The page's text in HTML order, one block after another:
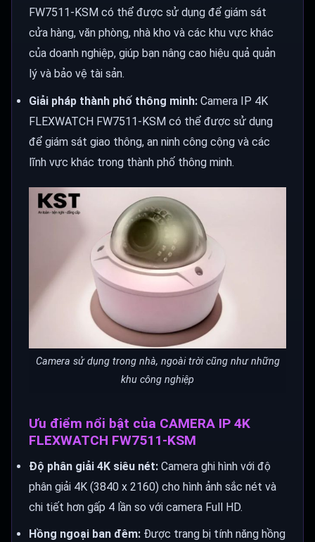
FW7511-KSM có thể được sử dụng để giám sát
cửa hàng, văn phòng, nhà kho và các khu vực khác
của doanh nghiệp, giúp bạn nâng cao hiệu quả quản
lý và bảo vệ tài sản.
Giải pháp thành phố thông minh: Camera IP 4K
FLEXWATCH FW7511-KSM có thể được sử dụng
để giám sát giao thông, an ninh công cộng và các
lĩnh vực khác trong thành phố thông minh.
Camera sử dụng trong nhà, ngoài trời cũng như những
khu công nghiệp
Ưu điểm nổi bật của CAMERA IP 4K
FLEXWATCH FW7511-KSM
Độ phân giải 4K siêu nét: Camera ghi hình với độ
phân giải 4K (3840 x 2160) cho hình ảnh sắc nét và
chi tiết hơn gấp 4 lần so với camera Full HD.
Hồng ngoại ban đêm: Được trang bị tính năng hồng